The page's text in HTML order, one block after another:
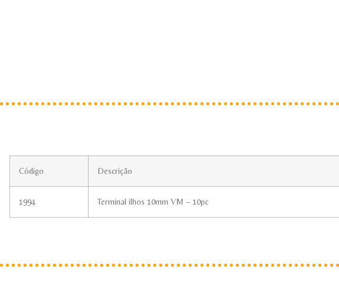
Código Descrição
1994 Terminal ilhos 10mm VM – 10pc